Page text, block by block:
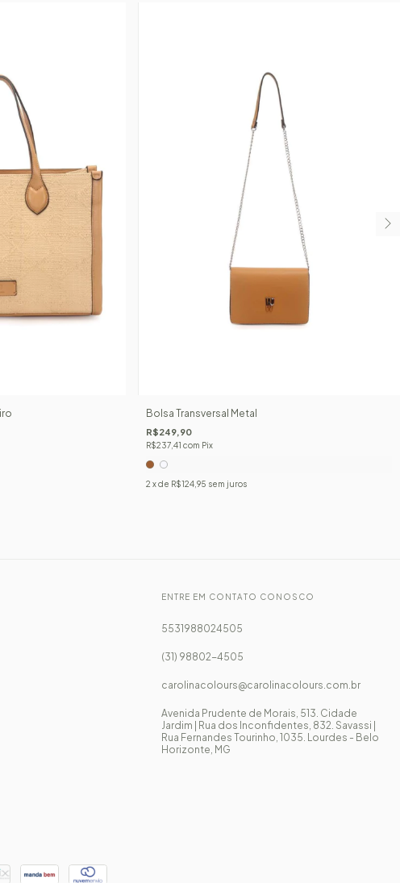
Bolsa Transversal Metal
R$249,90
R$237,41com Pix
2 x de R$124,95 sem juros
ENTRE EM CONTATO CONOSCO
5531988024505
(31) 98802-4505
carolinacolours@carolinacolours.com.br
Avenida Prudente de Morais, 513. Cidade
Jardim | Rua dos Inconfidentes, 832. Savassi |
Rua Fernandes Tourinho, 1035. Lourdes - Belo
Horizonte, MG